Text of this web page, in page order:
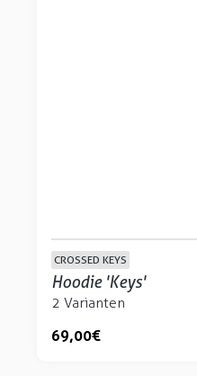
CROSSED KEYS
Hoodie 'Keys'
2 Varianten
69,00 €